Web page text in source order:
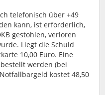
telefonisch über +49
kann, ist erforderlich,
gestohlen, verloren
Liegt die Schuld
10,00 Euro. Eine
werden (bei
kostet 48,50